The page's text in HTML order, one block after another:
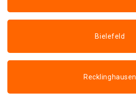
Bielefeld
Recklinghausen